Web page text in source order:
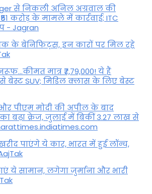
से निकली अनिल अग्रवाल की
करोड़ के मामले में कार्रवाई; ITC
- Jagran
के बेनिफिट्स, इन कारों पर मिल रहे
मात्र ₹7,79,000! ये हैं
बेस्ट SUV; मिडिल क्लास के लिए बेस्ट
और पीएम मोदी की अपील के बाद
का बढ़ा क्रेज, जुलाई में बिकीं 3.27 लाख से
पाएंगे ये कार, भारत में हुई लॉन्च,
ये सामान, लगेगा जुर्माना और भारी